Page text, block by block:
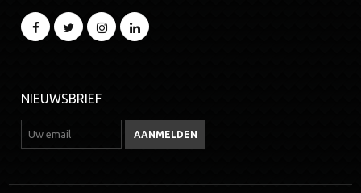
NIEUWSBRIEF